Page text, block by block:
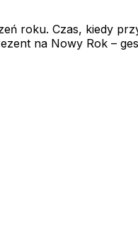
roku. Czas, kiedy
na Nowy Rok –